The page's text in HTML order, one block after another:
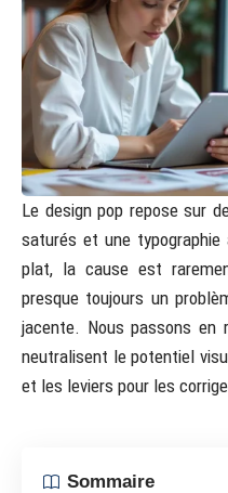
Le design pop repose sur
saturés et une
plat, la cause est
presque toujours un
jacente. Nous passons en
neutralisent le potentiel
et les leviers pour les
Sommaire